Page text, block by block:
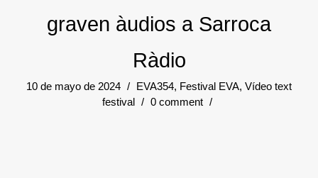
graven àudios a Sarroca
Ràdio
10 de mayo de 2024 / EVA354, Festival EVA, Vídeo text
festival / 0 comment /